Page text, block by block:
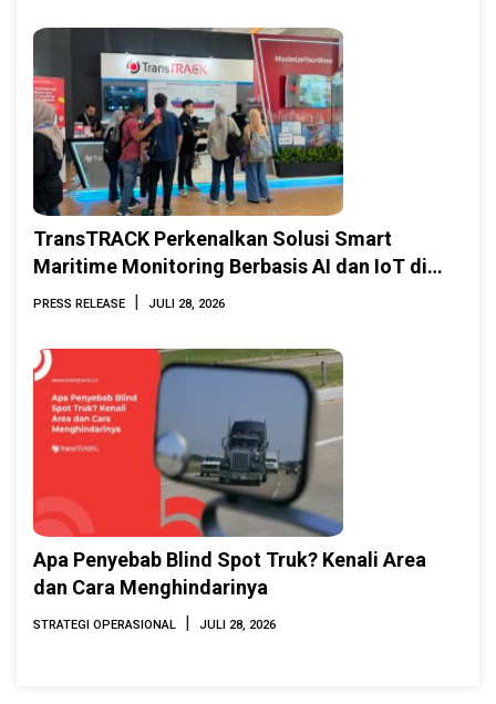
TransTRACK Perkenalkan Solusi Smart
Maritime Monitoring Berbasis AI dan IoT di
INAMARINE 2026
PRESS RELEASE | JULI 28, 2026
Apa Penyebab Blind Spot Truk? Kenali Area
dan Cara Menghindarinya
STRATEGI OPERASIONAL | JULI 28, 2026